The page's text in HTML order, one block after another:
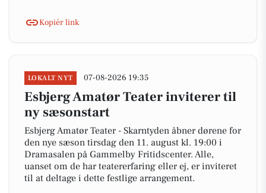
Kopiér link
LOKALT NYT 07-08-2026 19:35
Esbjerg Amatør Teater inviterer til
ny sæsonstart
Esbjerg Amatør Teater - Skarntyden åbner dørene for
den nye sæson tirsdag den 11. august kl. 19:00 i
Dramasalen på Gammelby Fritidscenter. Alle,
uanset om de har teatererfaring eller ej, er inviteret
til at deltage i dette festlige arrangement.